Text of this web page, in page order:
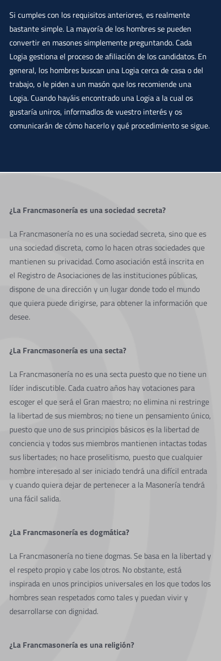
Si cumples con los requisitos anteriores, es realmente
bastante simple. La mayoría de los hombres se pueden
convertir en masones simplemente preguntando. Cada
Logia gestiona el proceso de afiliación de los candidatos. En
general, los hombres buscan una Logia cerca de casa o del
trabajo, o le piden a un masón que los recomiende una
Logia. Cuando hayáis encontrado una Logia a la cual os
gustaría uniros, informadlos de vuestro interés y os
comunicarán de cómo hacerlo y qué procedimiento se sigue.
¿La Francmasonería es una sociedad secreta?
La Francmasonería no es una sociedad secreta, sino que es
una sociedad discreta, como lo hacen otras sociedades que
mantienen su privacidad. Como asociación está inscrita en
el Registro de Asociaciones de las instituciones públicas,
dispone de una dirección y un lugar donde todo el mundo
que quiera puede dirigirse, para obtener la información que
desee.
¿La Francmasonería es una secta?
La Francmasonería no es una secta puesto que no tiene un
líder indiscutible. Cada cuatro años hay votaciones para
escoger el que será el Gran maestro; no elimina ni restringe
la libertad de sus miembros; no tiene un pensamiento único,
puesto que uno de sus principios básicos es la libertad de
conciencia y todos sus miembros mantienen intactas todas
sus libertades; no hace proselitismo, puesto que cualquier
hombre interesado al ser iniciado tendrá una difícil entrada
y cuando quiera dejar de pertenecer a la Masonería tendrá
una fácil salida.
¿La Francmasonería es dogmática?
La Francmasonería no tiene dogmas. Se basa en la libertad y
el respeto propio y cabe los otros. No obstante, está
inspirada en unos principios universales en los que todos los
hombres sean respetados como tales y puedan vivir y
desarrollarse con dignidad.
¿La Francmasonería es una religión?